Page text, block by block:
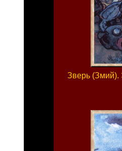
Зверь (Змий).